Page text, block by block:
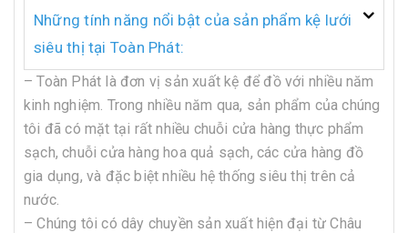
Những tính năng nổi bật của sản phẩm kệ lưới
siêu thị tại Toàn Phát:
– Toàn Phát là đơn vị sản xuất kệ để đồ với nhiều năm
kinh nghiệm. Trong nhiều năm qua, sản phẩm của chúng
tôi đã có mặt tại rất nhiều chuỗi cửa hàng thực phẩm
sạch, chuỗi cửa hàng hoa quả sạch, các cửa hàng đồ
gia dụng, và đặc biệt nhiều hệ thống siêu thị trên cả
nước.
– Chúng tôi có dây chuyền sản xuất hiện đại từ Châu